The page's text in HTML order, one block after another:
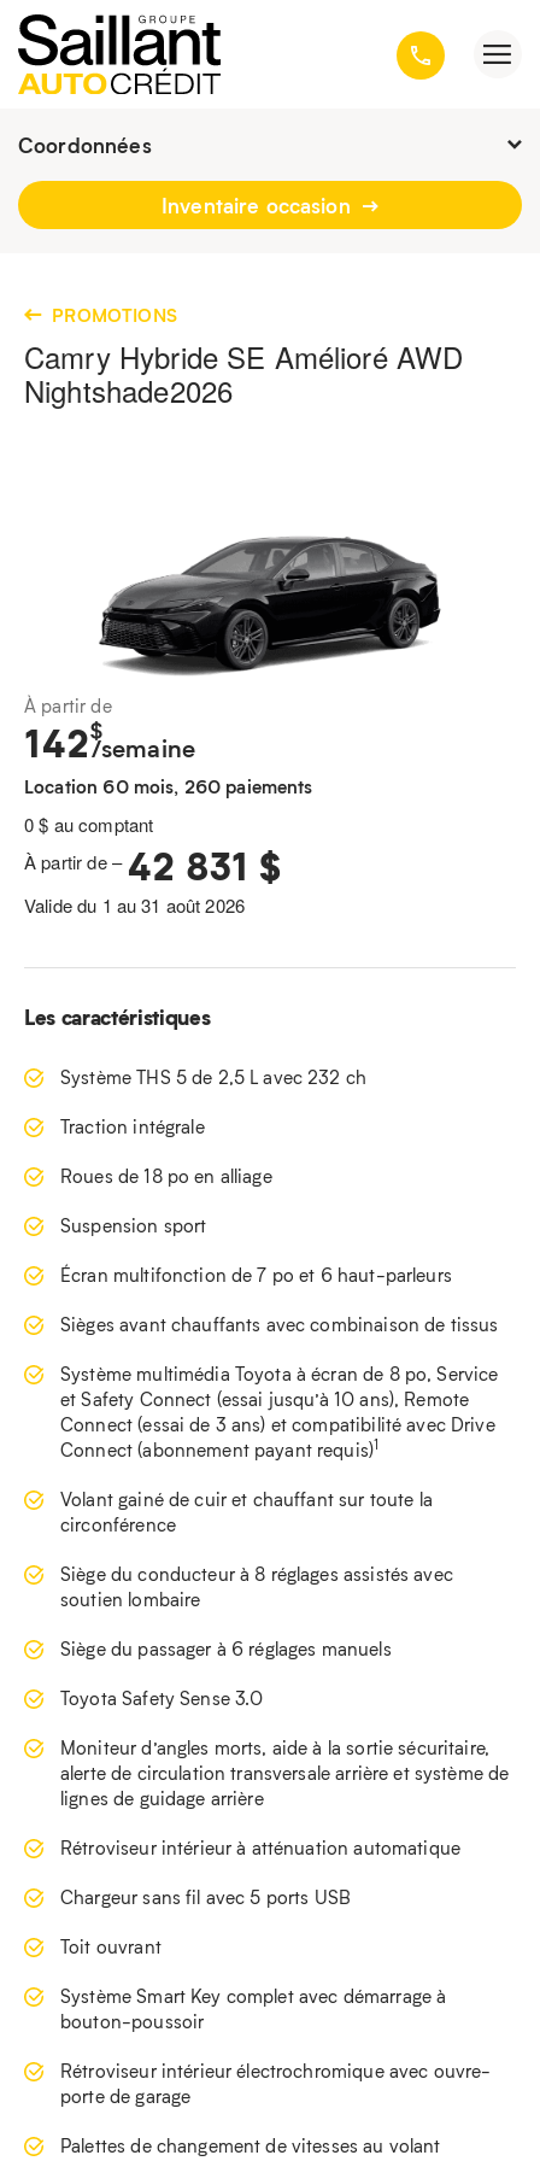
Coordonnées
Fermé : Ouverture-
Inventaire occasion
PROMOTIONS
Camry Hybride SE Amélioré AWD
Nightshade2026
À partir de
142$
/semaine
Location 60 mois, 260 paiements
0 $ au comptant
À partir de – 42 831 $
Valide du 1 au 31 août 2026
Les caractéristiques
Système THS 5 de 2,5 L avec 232 ch
Traction intégrale
Roues de 18 po en alliage
Suspension sport
Écran multifonction de 7 po et 6 haut-parleurs
Sièges avant chauffants avec combinaison de tissus
Système multimédia Toyota à écran de 8 po, Service
et Safety Connect (essai jusqu’à 10 ans), Remote
Connect (essai de 3 ans) et compatibilité avec Drive
Connect (abonnement payant requis)1
Volant gainé de cuir et chauffant sur toute la
circonférence
Siège du conducteur à 8 réglages assistés avec
soutien lombaire
Siège du passager à 6 réglages manuels
Toyota Safety Sense 3.0
Moniteur d’angles morts, aide à la sortie sécuritaire,
alerte de circulation transversale arrière et système de
lignes de guidage arrière
Rétroviseur intérieur à atténuation automatique
Chargeur sans fil avec 5 ports USB
Toit ouvrant
Système Smart Key complet avec démarrage à
bouton-poussoir
Rétroviseur intérieur électrochromique avec ouvre-
porte de garage
Palettes de changement de vitesses au volant